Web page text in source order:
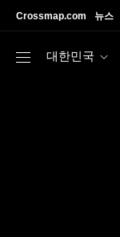
Crossmap.com 뉴스
대한민국